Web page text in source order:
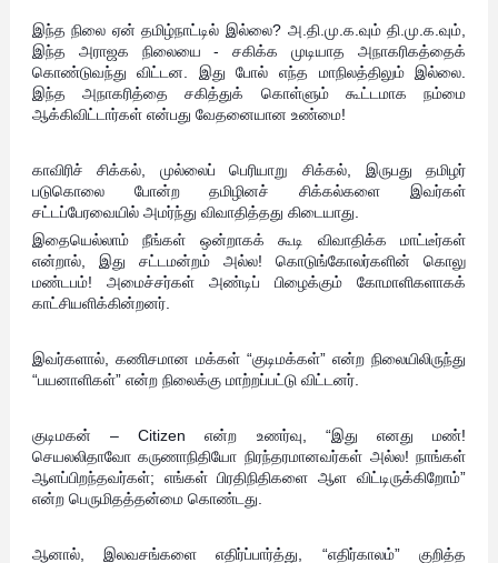
இந்த நிலை ஏன் தமிழ்நாட்டில் இல்லை? அ.தி.மு.க.வும் தி.மு.க.வும்,
இந்த அராஜக நிலையை - சகிக்க முடியாத அநாகரிகத்தைக்
கொண்டுவந்து விட்டன. இது போல் எந்த மாநிலத்திலும் இல்லை.
இந்த அநாகரித்தை சகித்துக் கொள்ளும் கூட்டமாக நம்மை
ஆக்கிவிட்டார்கள் என்பது வேதனையான உண்மை!
காவிரிச் சிக்கல், முல்லைப் பெரியாறு சிக்கல், இருபது தமிழர்
படுகொலை போன்ற தமிழினச் சிக்கல்களை இவர்கள்
சட்டப்பேரவையில் அமர்ந்து விவாதித்தது கிடையாது.
இதையெல்லாம் நீங்கள் ஒன்றாகக் கூடி விவாதிக்க மாட்டீர்கள்
என்றால், இது சட்டமன்றம் அல்ல! கொடுங்கோலர்களின் கொலு
மண்டபம்! அமைச்சர்கள் அண்டிப் பிழைக்கும் கோமாளிகளாகக்
காட்சியளிக்கின்றனர்.
இவர்களால், கணிசமான மக்கள் “குடிமக்கள்” என்ற நிலையிலிருந்து
“பயனாளிகள்” என்ற நிலைக்கு மாற்றப்பட்டு விட்டனர்.
குடிமகன் – Citizen என்ற உணர்வு, “இது எனது மண்!
செயலலிதாவோ கருணாநிதியோ நிரந்தரமானவர்கள் அல்ல! நாங்கள்
ஆளப்பிறந்தவர்கள்; எங்கள் பிரதிநிதிகளை ஆள விட்டிருக்கிறோம்”
என்ற பெருமிதத்தன்மை கொண்டது.
ஆனால், இலவசங்களை எதிர்ப்பார்த்து, “எதிர்காலம்” குறித்த